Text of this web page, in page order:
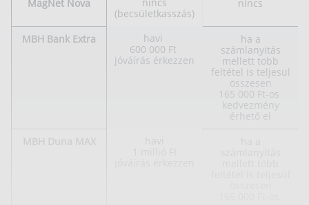
MagNet Nova
(becsületkasszás)
nincs
MBH Bank Extra
havi
600 000 Ft
jóváírás érkezzen
ha a
számlanyitás
mellett több
feltétel is teljesül
összesen
165 000 Ft-os
kedvezmény
érhető el